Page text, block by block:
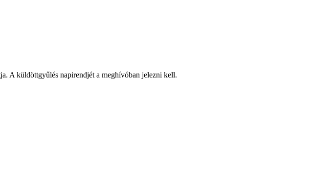
A küldöttgyűlés napirendjét a meghívóban jelezni kell.